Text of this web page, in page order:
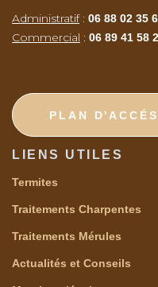
Administratif: 06 88 02 35
Commercial : 06 89 41 58
PLAN D'ACCÉS
LIENS UTILES
Termites
Traitements Charpentes
Traitements Mérules
Actualités et Conseils